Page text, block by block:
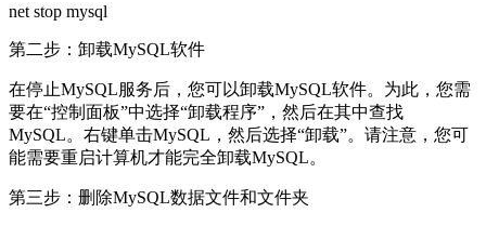
net stop mysql
第二步：卸载MySQL软件
在停止MySQL服务后，您可以卸载MySQL软件。为此，您需
要在“控制面板”中选择“卸载程序”，然后在其中查找
MySQL。右键单击MySQL，然后选择“卸载”。请注意，您可
能需要重启计算机才能完全卸载MySQL。
第三步：删除MySQL数据文件和文件夹